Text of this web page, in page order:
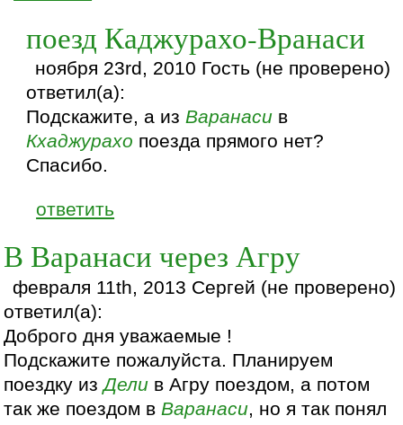
поезд Каджурахо-Вранаси
ноября 23rd, 2010 Гость (не проверено)
ответил(а):
Подскажите, а изВаранаси в
Кхаджурахо поезда прямого нет?
Спасибо.
ответить
В Варанаси через Агру
февраля 11th, 2013 Сергей (не проверено)
ответил(а):
Доброго дня уважаемые !
Подскажите пожалуйста. Планируем
поездку изДели в Агру поездом, а потом
так же поездом в Варанаси, но я так понял